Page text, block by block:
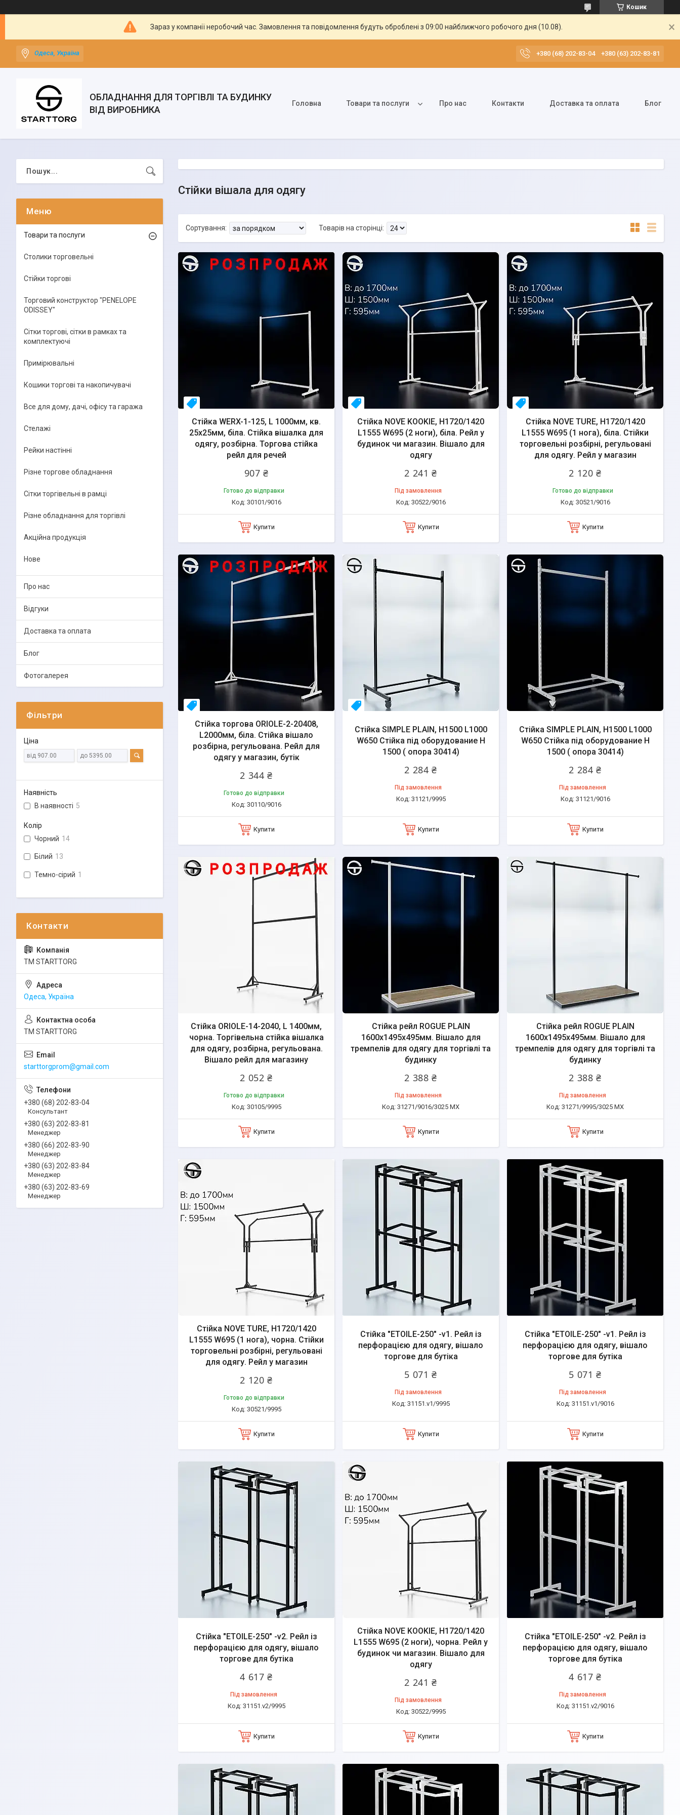
Кошик
Зараз у компанії неробочий час. Замовлення та повідомлення будуть оброблені з 09:00 найближчого робочого дня (10.08).
Одеса, Україна +380 (68) 202-83-04 +380 (63) 202-83-81
ОБЛАДНАННЯ ДЛЯ ТОРГІВЛІ ТА БУДИНКУ
ВІД ВИРОБНИКА
Головна Товари та послуги Про нас Контакти Доставка та оплата Блог
Стійки вішала для одягу
Стійка WERX-1-125, L 1000мм, кв.
25х25мм, біла. Стійка вішалка для
одягу, розбірна. Торгова стійка
рейл для речей
907 ₴
Готово до відправки
30101/9016
Купити
Стійка NOVE KOOKIE, H1720/1420
L1555 W695 (2 ноги), біла. Рейл у
будинок чи магазин. Вішало для
одягу
2 241 ₴
Під замовлення
30522/9016
Купити
Стійка NOVE TURE, H1720/1420
L1555 W695 (1 нога), біла. Стійки
торговельні розбірні, регульовані
для одягу. Рейл у магазин
2 120 ₴
Готово до відправки
30521/9016
Купити
Стійка торгова ORIOLE-2-20408,
L2000мм, біла. Стійка вішало
розбірна, регульована. Рейл для
одягу у магазин, бутік
2 344 ₴
Готово до відправки
30110/9016
Купити
свое пр-во
Стійка SIMPLE PLAIN, H1500 L1000
W650 Стійка під оборудование H
1500 ( опора 30414)
2 284 ₴
Під замовлення
31121/9995
Купити
Стійка SIMPLE PLAIN, H1500 L1000
W650 Стійка під оборудование H
1500 ( опора 30414)
2 284 ₴
Під замовлення
31121/9016
Купити
Стійка ORIOLE-14-2040, L 1400мм,
чорна. Торгівельна стійка вішалка
для одягу, розбірна, регульована.
Вішало рейл для магазину
2 052 ₴
Готово до відправки
30105/9995
Купити
Стійка рейл ROGUE PLAIN
1600х1495х495мм. Вішало для
тремпелів для одягу для торгівлі та
будинку
2 388 ₴
Під замовлення
31271/9016/3025 МХ
Купити
Стійка рейл ROGUE PLAIN
1600х1495х495мм. Вішало для
тремпелів для одягу для торгівлі та
будинку
2 388 ₴
Під замовлення
31271/9995/3025 МХ
Купити
Стійка NOVE TURE, H1720/1420
L1555 W695 (1 нога), чорна. Стійки
торговельні розбірні, регульовані
для одягу. Рейл у магазин
2 120 ₴
Готово до відправки
30521/9995
Купити
Стійка "ETOILE-250" -v1. Рейл із
перфорацією для одягу, вішало
торгове для бутіка
5 071 ₴
Під замовлення
31151.v1/9995
Купити
Стійка "ETOILE-250" -v1. Рейл із
перфорацією для одягу, вішало
торгове для бутіка
5 071 ₴
Під замовлення
31151.v1/9016
Купити
Стійка "ETOILE-250" -v2. Рейл із
перфорацією для одягу, вішало
торгове для бутіка
4 617 ₴
Під замовлення
31151.v2/9995
Купити
Стійка NOVE KOOKIE, H1720/1420
L1555 W695 (2 ноги), чорна. Рейл у
будинок чи магазин. Вішало для
одягу
2 241 ₴
Під замовлення
30522/9995
Купити
Стійка "ETOILE-250" -v2. Рейл із
перфорацією для одягу, вішало
торгове для бутіка
4 617 ₴
Під замовлення
31151.v2/9016
Купити
Товари та послуги
Столики торговельні
Стійки торгові
Торговий конструктор "PENELOPE
ODISSEY"
Сітки торгові, сітки в рамках та
комплектуючі
Примірювальні
Кошики торгові та накопичувачі
Все для дому, дачі, офісу та гаража
Стелажі
Рейки настінні
Різне торгове обладнання
Сітки торгівельні в рамці
Різне обладнання для торгівлі
Акційна продукція
Нове
Про нас
Відгуки
Доставка та оплата
Блог
Фотогалерея
Фільтри
Ціна
Наявність
В наявності 5
Колір
Чорний 14
Білий 13
Темно-сірий 1
ТМ STARTTORG
Одеса, Україна
ТМ STARTTORG
starttorgprom@gmail.com
+380 (68) 202-83-04
Консультант
+380 (63) 202-83-81
Менеджер
+380 (66) 202-83-90
Менеджер
+380 (63) 202-83-84
Менеджер
+380 (63) 202-83-69
Менеджер